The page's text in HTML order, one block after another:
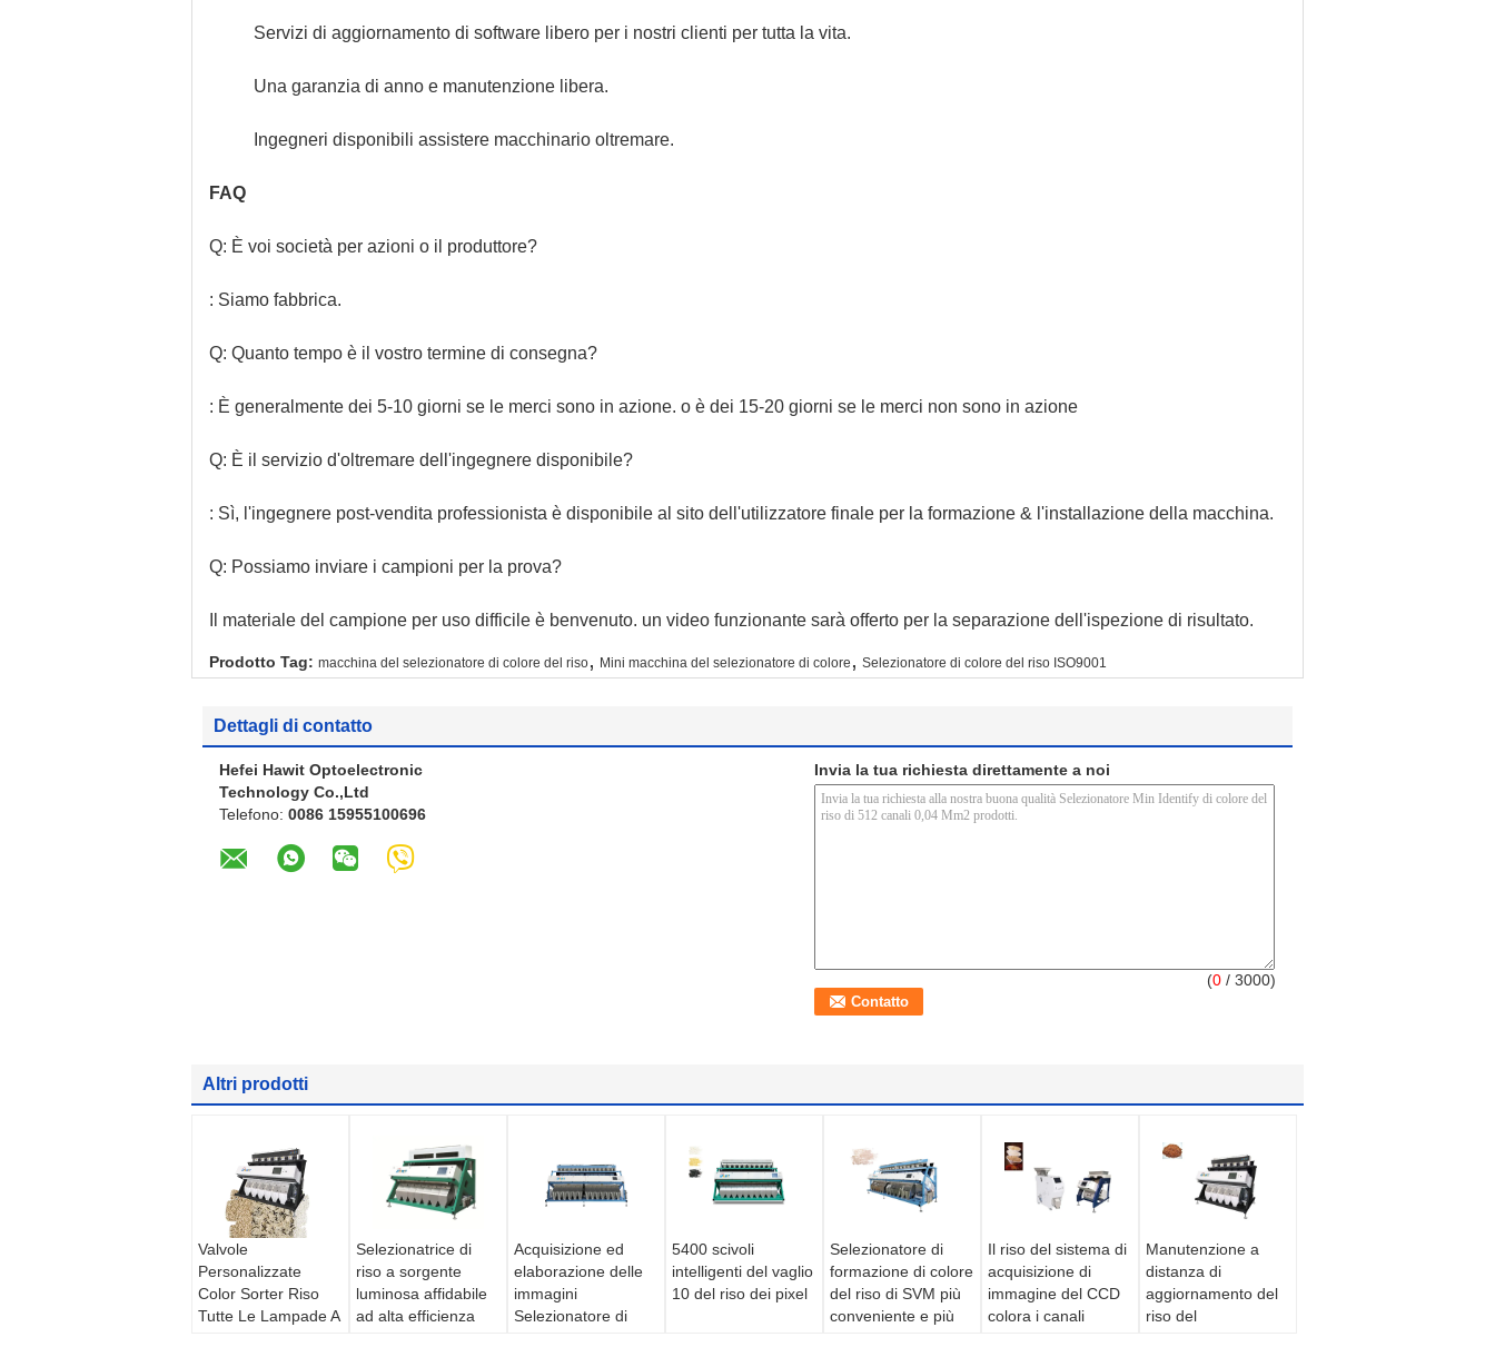
Servizi di aggiornamento di software libero per i nostri clienti per tutta la vita.
Una garanzia di anno e manutenzione libera.
Ingegneri disponibili assistere macchinario oltremare.
FAQ
Q: È voi società per azioni o il produttore?
: Siamo fabbrica.
Q: Quanto tempo è il vostro termine di consegna?
: È generalmente dei 5-10 giorni se le merci sono in azione. o è dei 15-20 giorni se le merci non sono in azione
Q: È il servizio d'oltremare dell'ingegnere disponibile?
: Sì, l'ingegnere post-vendita professionista è disponibile al sito dell'utilizzatore finale per la formazione & l'installazione della macchina.
Q: Possiamo inviare i campioni per la prova?
Il materiale del campione per uso difficile è benvenuto. un video funzionante sarà offerto per la separazione dell'ispezione di risultato.
Prodotto Tag: macchina del selezionatore di colore del riso, Mini macchina del selezionatore di colore , Selezionatore di colore del riso ISO9001
Dettagli di contatto
Hefei Hawit Optoelectronic
Technology Co.,Ltd
Telefono: 0086 15955100696
Invia la tua richiesta direttamente a noi
(0 / 3000)
Altri prodotti
Valvole
Personalizzate
Color Sorter Riso
Tutte Le Lampade A
Selezionatrice di
riso a sorgente
luminosa affidabile
ad alta efficienza
Acquisizione ed
elaborazione delle
immagini
Selezionatore di
5400 scivoli
intelligenti del vaglio
10 del riso dei pixel
Selezionatore di
formazione di colore
del riso di SVM più
conveniente e più
Il riso del sistema di
acquisizione di
immagine del CCD
colora i canali
Manutenzione a
distanza di
aggiornamento del
riso del